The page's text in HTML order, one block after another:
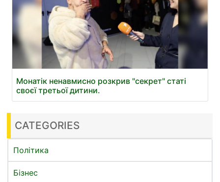
Монатік ненавмисно розкрив "секрет" статі
своєї третьої дитини.
CATEGORIES
Політика
Бізнес